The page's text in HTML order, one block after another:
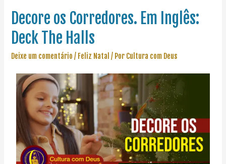
Decore os Corredores. Em Inglês:
Deck The Halls
Deixe um comentário / Feliz Natal / Por Cultura com Deus